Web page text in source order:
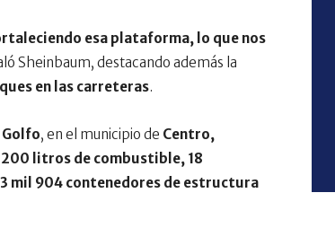
esa plataforma, lo que nos
Sheinbaum, destacando además la
en las carreteras.
Golfo, en el municipio de Centro,
200 litros de combustible, 18
mil 904 contenedores de estructura